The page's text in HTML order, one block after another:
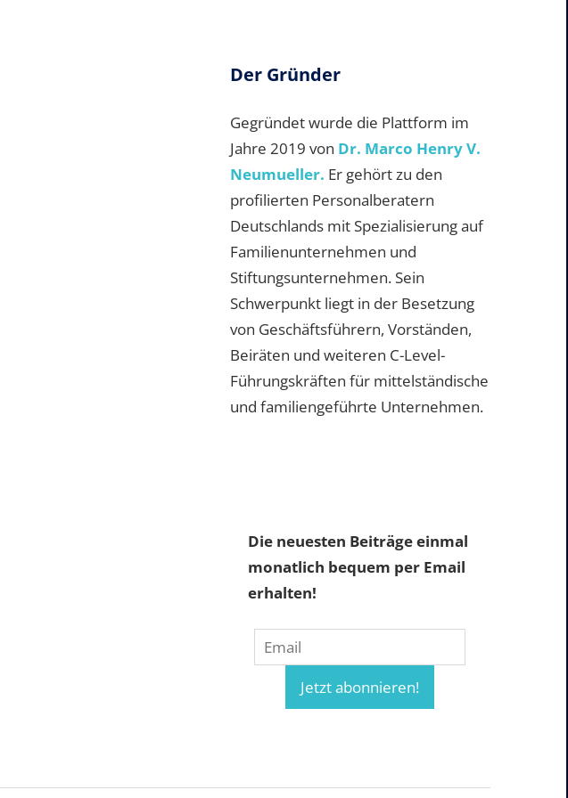
Der Gründer
Gegründet wurde die Plattform im
Jahre 2019 von Dr. Marco Henry V.
Neumueller. Er gehört zu den
profilierten Personalberatern
Deutschlands mit Spezialisierung auf
Familienunternehmen und
Stiftungsunternehmen. Sein
Schwerpunkt liegt in der Besetzung
von Geschäftsführern, Vorständen,
Beiräten und weiteren C-Level-
Führungskräften für mittelständische
und familiengeführte Unternehmen.
Die neuesten Beiträge einmal
monatlich bequem per Email
erhalten!